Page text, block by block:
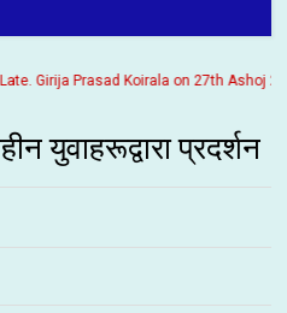
Prasad Koirala on 27th Ashoj
युवाहरूद्वारा प्रदर्शन